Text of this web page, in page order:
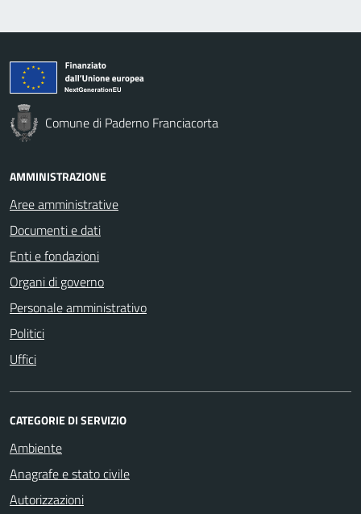
Comune di Paderno Franciacorta
AMMINISTRAZIONE
Aree amministrative
Documenti e dati
Enti e fondazioni
Organi di governo
Personale amministrativo
Politici
Uffici
CATEGORIE DI SERVIZIO
Ambiente
Anagrafe e stato civile
Autorizzazioni